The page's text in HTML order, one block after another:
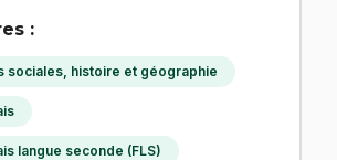
:
sociales, histoire et géographie
langue seconde (FLS)